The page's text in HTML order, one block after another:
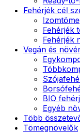
Fehérjék cél
Fehérjék
Fehérjék
Vegán és
BIO
Egyéb
Több
Tömegnövelők